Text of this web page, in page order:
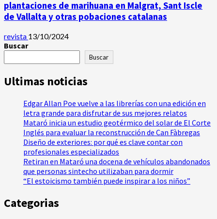
plantaciones de marihuana en Malgrat, Sant Iscle
de Vallalta y otras pobaciones catalanas
revista 13/10/2024
Buscar
Buscar
Ultimas noticias
Edgar Allan Poe vuelve a las librerías con una edición en
letra grande para disfrutar de sus mejores relatos
Mataró inicia un estudio geotérmico del solar de El Corte
Inglés para evaluar la reconstrucción de Can Fàbregas
Diseño de exteriores: por qué es clave contar con
profesionales especializados
Retiran en Mataró una docena de vehículos abandonados
que personas sintecho utilizaban para dormir
“El estoicismo también puede inspirar a los niños”
Categorias